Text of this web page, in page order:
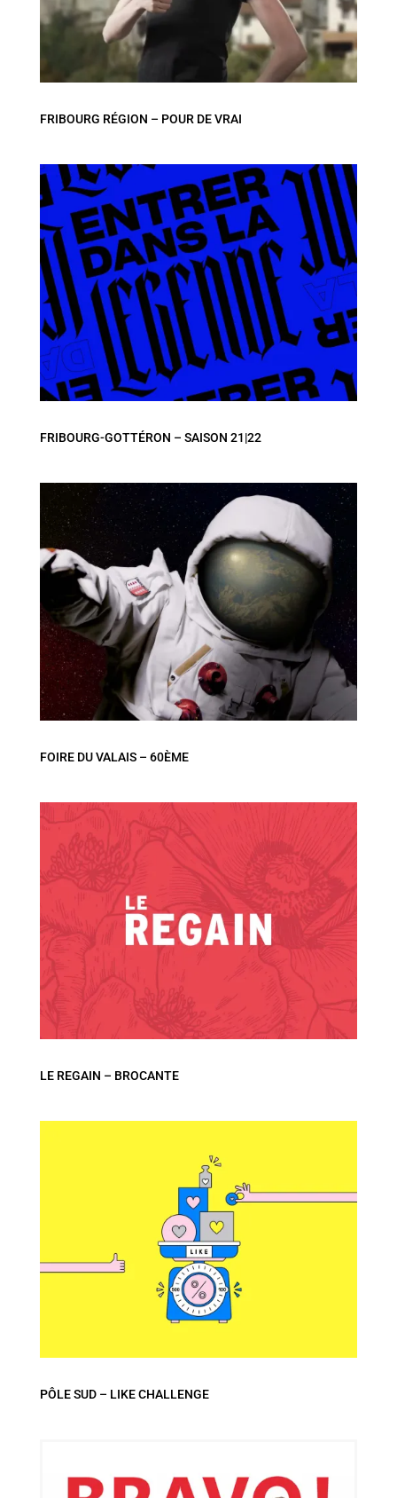
FRIBOURG RÉGION – POUR DE VRAI
FRIBOURG-GOTTÉRON – SAISON 21|22
FOIRE DU VALAIS – 60ÈME
LE REGAIN – BROCANTE
PÔLE SUD – LIKE CHALLENGE